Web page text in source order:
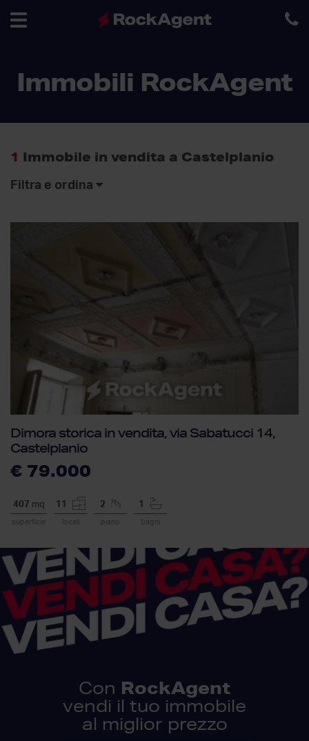
navigation
Immobili RockAgent
1 Immobile in vendita a Castelplanio
Filtra e ordina
Dimora storica in vendita, via Sabatucci 14,
Castelplanio
€ 79.000
407 mq
superficie
11
locali
2
piano
1
bagni
Con RockAgent
vendi il tuo immobile
al miglior prezzo